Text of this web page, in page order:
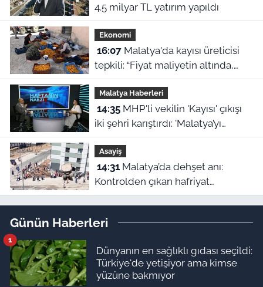
4.5 milyar TL yatırım yapıldı
Ekonomi
16:07Malatya'da kayısı üreticisi
tepkili: “Fiyat maliyetin altında,
TMO neyi bekliyor?”
Malatya Haberleri
14:35MHP'li vekilin 'Kayısı' çıkışı
iki şehri karıştırdı: 'Malatya’yı
cinayetle suçlayamazsınız!'
Asayiş
14:31Malatya’da dehşet anı:
Kontrolden çıkan hafriyat
kamyonu evin içine girdi!
Günün Haberleri
Dünyanın en sağlıklı gıdası seçildi:
Türkiye'de yetişiyor ama kimse
yüzüne bakmıyor
1